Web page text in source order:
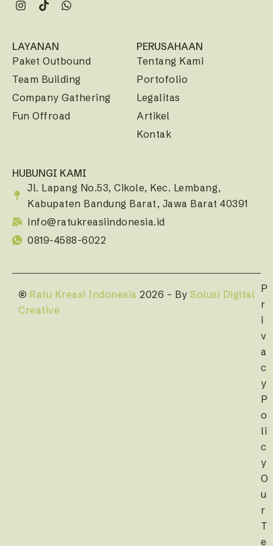
LAYANAN
Paket Outbound
Team Building
Company Gathering
Fun Offroad
PERUSAHAAN
Tentang Kami
Portofolio
Legalitas
Artikel
Kontak
HUBUNGI KAMI
Jl. Lapang No.53, Cikole, Kec. Lembang,
Kabupaten Bandung Barat, Jawa Barat 40391
info@ratukreasiindonesia.id
0819-4588-6022
© Ratu Kreasi Indonesia 2026 – By Solusi Digital
Creative
P
r
i
v
a
c
y
P
o
li
c
y
O
u
r
T
e